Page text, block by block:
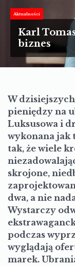
MOTORYZACJA
LIFESTYLE
Aktualności
Karl
biznes
W
pieniędzy na
Luksusowa i
wykonana jak
tak, że wiele
skrojone,
dwa, a nie
Wystarczy
podczas
wyglądają
marek.